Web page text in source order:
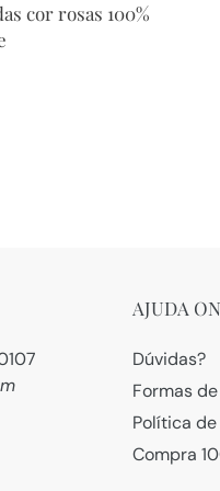
cor rosas 100%
AJUDA
Dúvidas?
Formas
Política
Compra